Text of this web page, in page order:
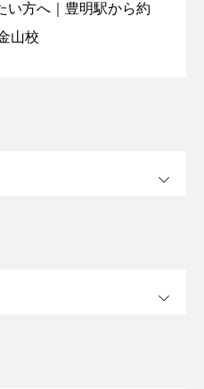
い方へ｜豊明駅から約
山校